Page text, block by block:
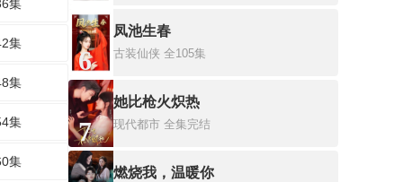
集
集
集
集
集
6
凤池生春
古装仙侠 全105集
7
她比枪火炽热
现代都市 全集完结
燃烧我，温暖你